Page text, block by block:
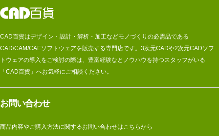
CAD百貨はデザイン・設計・解析・加工などモノづくりの必需品である
CAD/CAM/CAEソフトウェアを販売する専門店です。3次元CADや2次元CADソフ
トウェアの導入をご検討の際は、豊富経験なとノウハウを持つスタッフがいる
「CAD百貨」へお気軽にご相談ください。
お問い合わせ
商品内容やご購入方法に関するお問い合わせはこちらから